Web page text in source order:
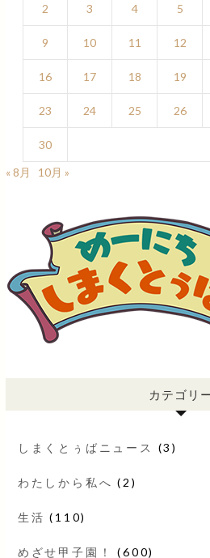
2 3 4 5
9 10 11 12
16 17 18 19
23 24 25 26
30
« 8月
10月 »
カテゴリ
しまくとぅばニュース (3)
わたしから私へ (2)
生活 (110)
めざせ甲子園！ (600)